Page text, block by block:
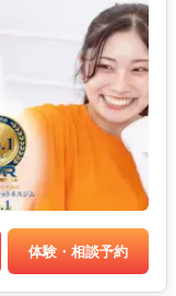
体験・相談予約